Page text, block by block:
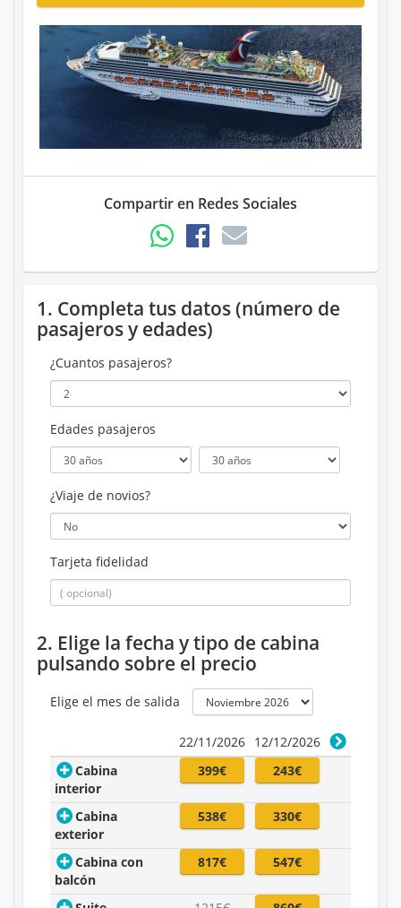
Compartir en Redes Sociales
1. Completa tus datos (número de
pasajeros y edades)
¿Cuantos pasajeros?
Edades pasajeros
¿Viaje de novios?
Tarjeta fidelidad
2. Elige la fecha y tipo de cabina
pulsando sobre el precio
Elige el mes de salida
22/11/2026 12/12/2026
Cabina
interior
399€ 243€
Cabina
exterior
538€ 330€
Cabina con
balcón
817€ 547€